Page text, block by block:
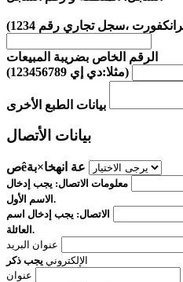
الرقم الخاص بضريبة المبيعات
(مثلا:دي إي 123456789)
بيانات الطبع الأخرى
بيانات الأتصال
صêعة انهخا×بة
معلومات الاتصال: يجب إدخال
الاسم الأول.
الاتصال: يجب إدخال اسم
العائلة.
عنوان البريد
الإلكتروني يجب ذكر
عنوان